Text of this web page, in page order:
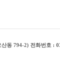
동 794-2) 전화번호 :